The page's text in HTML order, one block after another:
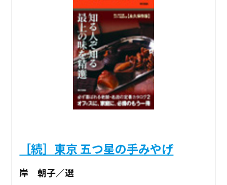
［続］東京 五つ星の手みやげ
岸 朝子／選